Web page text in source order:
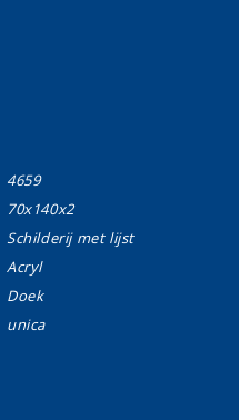
4659
70x140x2
Schilderij met lijst
Acryl
Doek
unica